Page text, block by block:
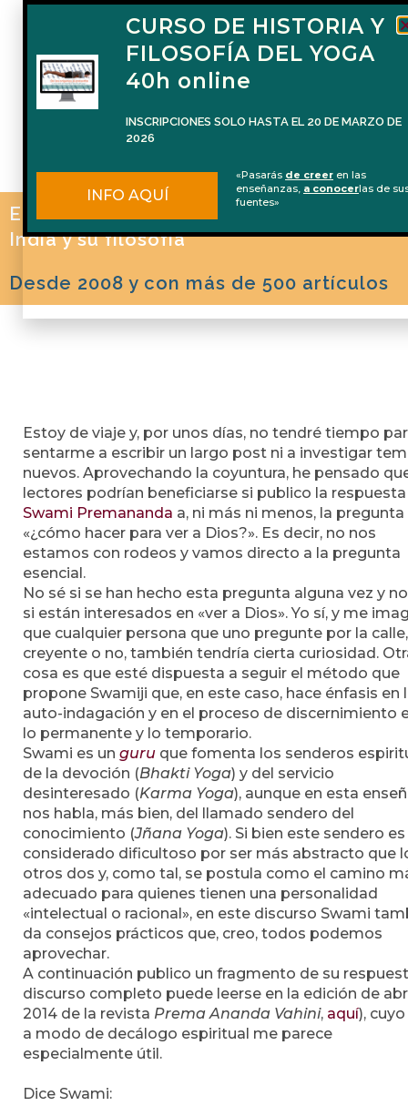
El blog de Naren Herrero sobre Yoga, la
India y su filosofía
Desde 2008 y con más de 500 artículos
Estoy de viaje y, por unos días, no tendré tiempo
sentarme a escribir un largo post ni a investigar
nuevos. Aprovechando la coyuntura, he pensado
lectores podrían beneficiarse si publico la
Swami Premananda a, ni más ni menos, la pregunta
«¿cómo hacer para ver a Dios?». Es decir, no nos
estamos con rodeos y vamos directo a la pregunta
esencial.
No sé si se han hecho esta pregunta alguna vez y
si están interesados en «ver a Dios». Yo sí, y me
que cualquier persona que uno pregunte por la calle,
creyente o no, también tendría cierta curiosidad.
cosa es que esté dispuesta a seguir el método que
propone Swamiji que, en este caso, hace énfasis en
auto-indagación y en el proceso de discernimiento
lo permanente y lo temporario.
Swami es un guru que fomenta los senderos
de la devoción (Bhakti Yoga) y del servicio
desinteresado (Karma Yoga), aunque en esta
nos habla, más bien, del llamado sendero del
conocimiento (Jñana Yoga). Si bien este sendero es
considerado dificultoso por ser más abstracto que
otros dos y, como tal, se postula como el camino
adecuado para quienes tienen una personalidad
«intelectual o racional», en este discurso Swami
da consejos prácticos que, creo, todos podemos
aprovechar.
A continuación publico un fragmento de su
discurso completo puede leerse en la edición de
2014 de la revista Prema Ananda Vahini, aquí),
a modo de decálogo espiritual me parece
especialmente útil.
Dice Swami:
CURSO DE HISTORIA Y
FILOSOFÍA DEL YOGA
40h online
INSCRIPCIONES SOLO HASTA EL 20 DE MARZO DE
2026
INFO AQUÍ
«Pasarás de creer en las
enseñanzas, a conocerlas de
fuentes»